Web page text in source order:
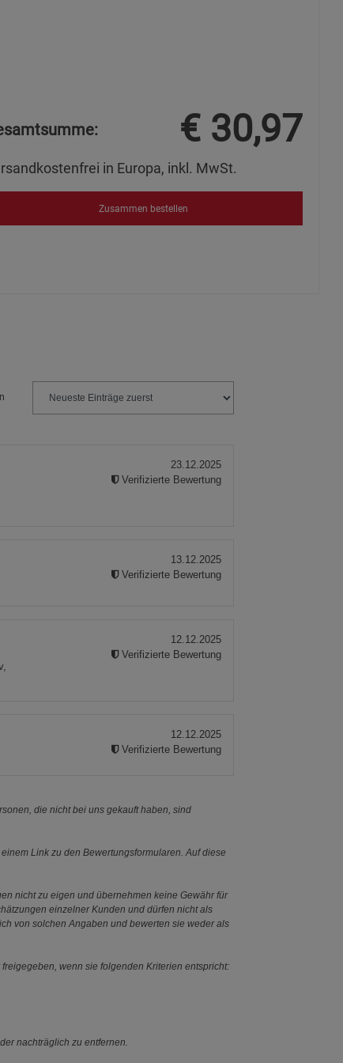
€ 30,97
in Europa, inkl. MwSt.
Zusammen bestellen
23.12.2025
Verifizierte Bewertung
13.12.2025
Verifizierte Bewertung
12.12.2025
Verifizierte Bewertung
12.12.2025
Verifizierte Bewertung
die nicht bei uns gekauft haben, sind
Link zu den Bewertungsformularen. Auf diese
nicht zu eigen und übernehmen keine Gewähr für
einzelner Kunden und dürfen nicht als
von solchen Angaben und bewerten sie weder als
wenn sie folgenden Kriterien entspricht:
nachträglich zu entfernen.